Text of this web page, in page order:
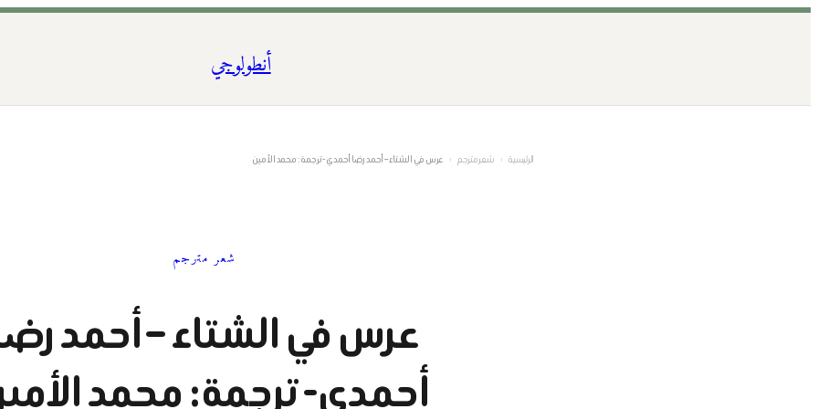
المحتوى
أنطولوجي
الرئيسية › شعر مترجم › عرس في الشتاء – أحمد رضا أحمدي- ترجمة: محمد الأمين
شعر مترجم
عرس في الشتاء – أحمد
أحمدي- ترجمة: محمد